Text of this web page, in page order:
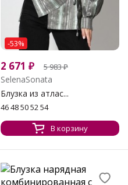
-53%
2 671 ₽ 5 983₽
SelenaSonata
Блузка из атлас...
46 48 50 52 54
В корзину